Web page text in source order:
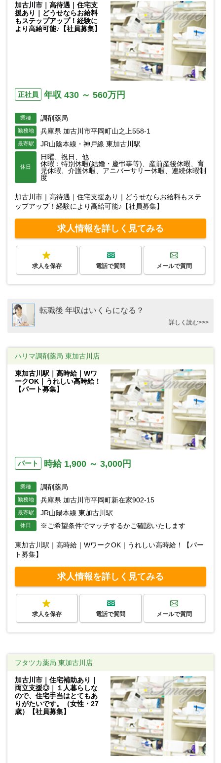
加古川市｜高待遇｜住宅支
援あり｜どうせならお給料
もステップアップ！経験に
より高給可能♪【社員募集】
正社員 年収 430 ～ 560万円
業種 調剤薬局
勤務地 兵庫県 加古川市平岡町山之上558-1
最寄駅 JR山陰本線・神戸線 東加古川駅
休日
日曜、祝日、他
休暇：特別休暇(結婚・慶弔事等)、産前産後休暇、育
児休暇、介護休暇、アニバーサリー休暇、連続休暇制
度
加古川市｜高待遇｜住宅支援あり｜どうせならお給料もステ
ップアップ！経験により高給可能♪【社員募集】
求人情報を詳しく見てみる
求人を保存 電話で質問 メールで質問
転職後 年収はいくらになる？
詳しく読む>>>
ハリマ調剤薬局 東加古川店
東加古川駅｜高時給｜Wワ
ークOK｜うれしい高時給！
【パート募集】
パート 時給 1,900 ～ 3,000円
業種 調剤薬局
勤務地 兵庫県 加古川市平岡町新在家902-15
最寄駅 JR山陽本線 東加古川駅
休日 ※ご希望条件でマッチするかご確認いたします
東加古川駅｜高時給｜WワークOK｜うれしい高時給！【パー
ト募集】
求人情報を詳しく見てみる
求人を保存 電話で質問 メールで質問
フタツカ薬局 東加古川店
加古川市｜住宅補助あり｜
両立支援◎｜１人暮らしな
ので、住宅手当はとてもあ
りがたいです。（女性・27
歳）【社員募集】